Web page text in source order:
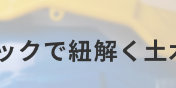
クで紐解く